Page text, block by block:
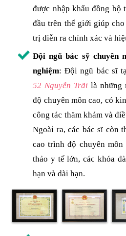
được nhập khẩu đồng bộ
đầu trên thế giới giúp
trị diễn ra chính xác và
Đội ngũ bác sỹ chuyên
nghiệm: Đội ngũ bác sĩ
52 Nguyễn Trãi là những
độ chuyên môn cao, có
công tác thăm khám và
Ngoài ra, các bác sĩ còn
cao trình độ chuyên
thảo y tế lớn, các khóa
hạn và dài hạn.